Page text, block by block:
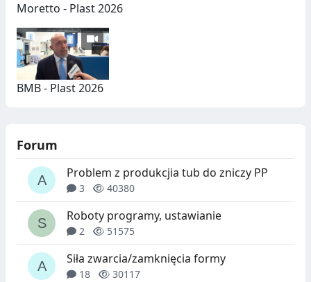
Moretto - Plast 2026
BMB - Plast 2026
Forum
Problem z produkcjia tub do zniczy PP
3 40380
Roboty programy, ustawianie
2 51575
Siła zwarcia/zamknięcia formy
18 30117